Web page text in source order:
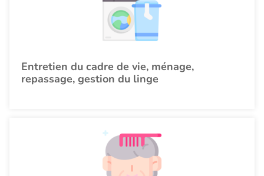
Entretien du cadre de vie, ménage,
repassage, gestion du linge